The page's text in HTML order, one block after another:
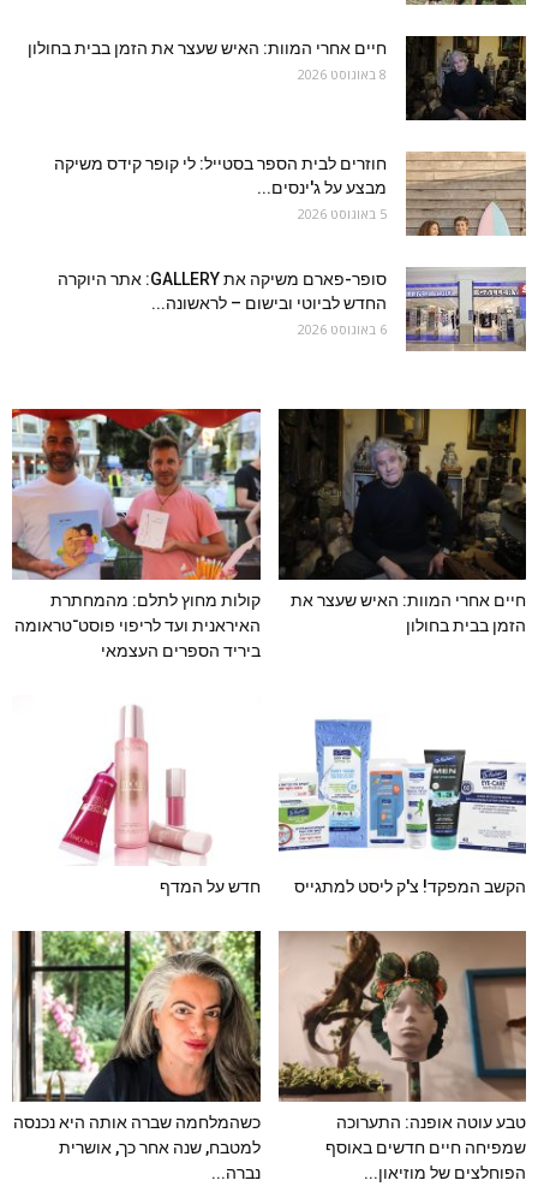
חיים אחרי המוות: האיש שעצר את הזמן בבית בחולון
8 באוגוסט 2026
חוזרים לבית הספר בסטייל: לי קופר קידס משיקה
מבצע על ג'ינסים...
5 באוגוסט 2026
סופר-פארם משיקה את GALLERY: אתר היוקרה
החדש לביוטי ובישום – לראשונה...
6 באוגוסט 2026
חיים אחרי המוות: האיש שעצר את
הזמן בבית בחולון
קולות מחוץ לתלם: מהמחתרת
האיראנית ועד לריפוי פוסט־טראומה
ביריד הספרים העצמאי
הקשב המפקד! צ'ק ליסט למתגייס חדש על המדף
טבע עוטה אופנה: התערוכה
שמפיחה חיים חדשים באוסף
הפוחלצים של מוזיאון...
כשהמלחמה שברה אותה היא נכנסה
למטבח, שנה אחר כך, אושרית
נברה...